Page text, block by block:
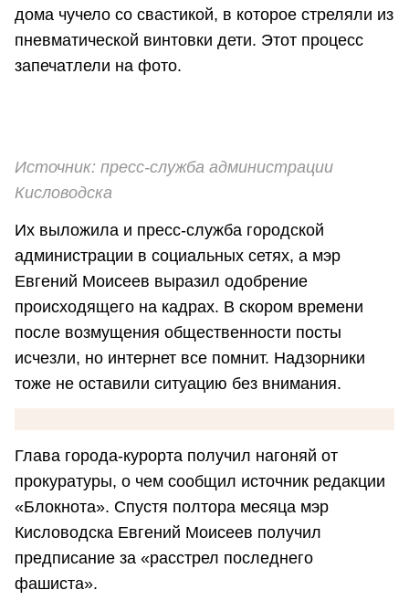
дома чучело со свастикой, в которое стреляли из
пневматической винтовки дети. Этот процесс
запечатлели на фото.
Источник: пресс-служба администрации
Кисловодска
Их выложила и пресс-служба городской
администрации в социальных сетях, а мэр
Евгений Моисеев выразил одобрение
происходящего на кадрах. В скором времени
после возмущения общественности посты
исчезли, но интернет все помнит. Надзорники
тоже не оставили ситуацию без внимания.
Глава города-курорта получил нагоняй от
прокуратуры, о чем сообщил источник редакции
«Блокнота». Спустя полтора месяца мэр
Кисловодска Евгений Моисеев получил
предписание за «расстрел последнего
фашиста».